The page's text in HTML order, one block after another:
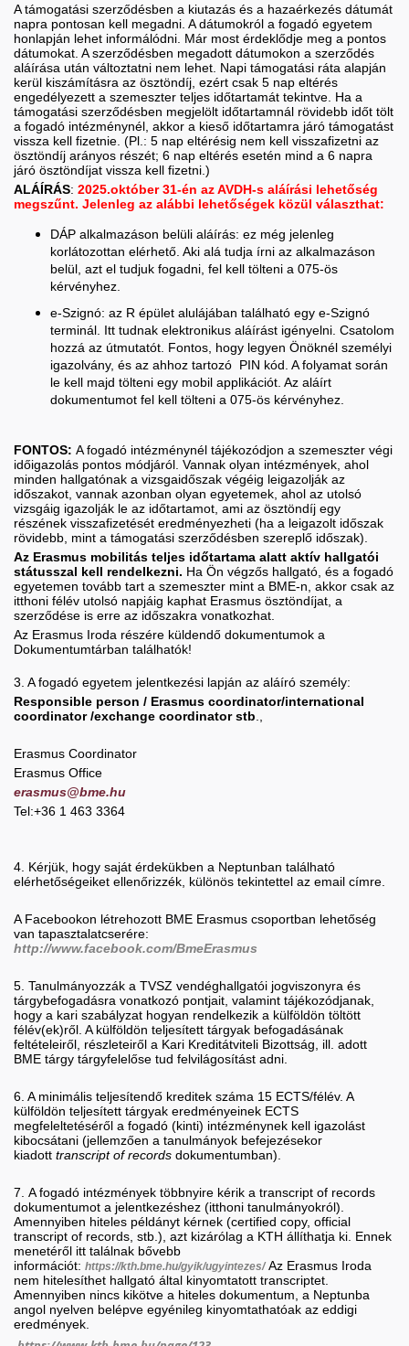
A támogatási szerződésben a kiutazás és a hazaérkezés dátumát
napra pontosan kell megadni. A dátumokról a fogadó egyetem
honlapján lehet informálódni. Már most érdeklődje meg a pontos
dátumokat. A szerződésben megadott dátumokon a szerződés
aláírása után változtatni nem lehet. Napi támogatási ráta alapján
kerül kiszámításra az ösztöndíj, ezért csak 5 nap eltérés
engedélyezett a szemeszter teljes időtartamát tekintve. Ha a
támogatási szerződésben megjelölt időtartamnál rövidebb időt tölt
a fogadó intézménynél, akkor a kieső időtartamra járó támogatást
vissza kell fizetnie. (Pl.: 5 nap eltérésig nem kell visszafizetni az
ösztöndíj arányos részét; 6 nap eltérés esetén mind a 6 napra
járó ösztöndíjat vissza kell fizetni.)
ALÁÍRÁS: 2025.október 31-én az AVDH-s aláírási lehetőség
megszűnt. Jelenleg az alábbi lehetőségek közül választhat:
DÁP alkalmazáson belüli aláírás: ez még jelenleg
korlátozottan elérhető. Aki alá tudja írni az alkalmazáson
belül, azt el tudjuk fogadni, fel kell tölteni a 075-ös
kérvényhez.
e-Szignó: az R épület alulájában található egy e-Szignó
terminál. Itt tudnak elektronikus aláírást igényelni. Csatolom
hozzá az útmutatót. Fontos, hogy legyen Önöknél személyi
igazolvány, és az ahhoz tartozó PIN kód. A folyamat során
le kell majd tölteni egy mobil applikációt. Az aláírt
dokumentumot fel kell tölteni a 075-ös kérvényhez.
FONTOS: A fogadó intézménynél tájékozódjon a szemeszter végi
időigazolás pontos módjáról. Vannak olyan intézmények, ahol
minden hallgatónak a vizsgaidőszak végéig leigazolják az
időszakot, vannak azonban olyan egyetemek, ahol az utolsó
vizsgáig igazolják le az időtartamot, ami az ösztöndíj egy
részének visszafizetését eredményezheti (ha a leigazolt időszak
rövidebb, mint a támogatási szerződésben szereplő időszak).
Az Erasmus mobilitás teljes időtartama alatt aktív hallgatói
státusszal kell rendelkezni. Ha Ön végzős hallgató, és a fogadó
egyetemen tovább tart a szemeszter mint a BME-n, akkor csak az
itthoni félév utolsó napjáig kaphat Erasmus ösztöndíjat, a
szerződése is erre az időszakra vonatkozhat.
Az Erasmus Iroda részére küldendő dokumentumok a
Dokumentumtárban találhatók!
3. A fogadó egyetem jelentkezési lapján az aláíró személy:
Responsible person / Erasmus coordinator/international
coordinator /exchange coordinator stb
Erasmus Coordinator
Erasmus Office
erasmus@bme.hu
Tel:+36 1 463 3364
4. Kérjük, hogy saját érdekükben a Neptunban található
elérhetőségeiket ellenőrizzék, különös tekintettel az email címre.
A Facebookon létrehozott BME Erasmus csoportban lehetőség
van tapasztalatcserére:
http://www.facebook.com/BmeErasmus
5. Tanulmányozzák a TVSZ vendéghallgatói jogviszonyra és
tárgybefogadásra vonatkozó pontjait, valamint tájékozódjanak,
hogy a kari szabályzat hogyan rendelkezik a külföldön töltött
félév(ek)ről. A külföldön teljesített tárgyak befogadásának
feltételeiről, részleteiről a Kari Kreditátviteli Bizottság, ill. adott
BME tárgy tárgyfelelőse tud felvilágosítást adni.
6. A minimális teljesítendő kreditek száma 15 ECTS/félév. A
külföldön teljesített tárgyak eredményeinek ECTS
megfeleltetéséről a fogadó (kinti) intézménynek kell igazolást
kibocsátani (jellemzően a tanulmányok befejezésekor
kiadott transcript of records dokumentumban).
7. A fogadó intézmények többnyire kérik a transcript of records
dokumentumot a jelentkezéshez (itthoni tanulmányokról).
Amennyiben hiteles példányt kérnek (certified copy, official
transcript of records, stb.), azt kizárólag a KTH állíthatja ki. Ennek
menetéről itt találnak bővebb
információt: https://kth.bme.hu/gyik/ugyintezes/Az Erasmus Iroda
nem hitelesíthet hallgató által kinyomtatott transcriptet.
Amennyiben nincs kikötve a hiteles dokumentum, a Neptunba
angol nyelven belépve egyénileg kinyomtathatóak az eddigi
eredmények.